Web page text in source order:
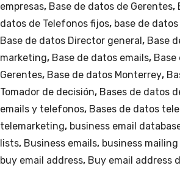
cantidad
empresas, Base de datos de Gerentes,
datos de Telefonos fijos, base de
Base de datos Director general , Base
marketing, Base de datos emails, Base
Gerentes, Base de datos Monterrey,
Tomador de decisión, Bases de datos
emails y telefonos, Bases de datos
telemarketing, business email
lists, Business emails, business
buy email address, Buy email address